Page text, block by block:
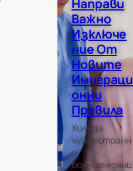
Направи
Важно
Изключе
Ние От
Новите
Имиграци
Онни
Правила
Хиляди
чуждестранн
и
болногледачи